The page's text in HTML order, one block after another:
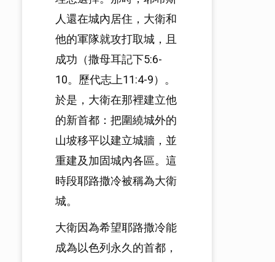
人還在城內居住，大衛和
他的軍隊就攻打取城，且
成功（撒母耳記下5:6-
10。歷代志上11:4-9）。
於是，大衛在那裡建立他
的新首都：把圍繞城外的
山坡移平以建立城牆，並
重建及加固城內各區。這
時段耶路撒冷被稱為大衛
城。
大衛因為希望耶路撒冷能
成為以色列永久的首都，